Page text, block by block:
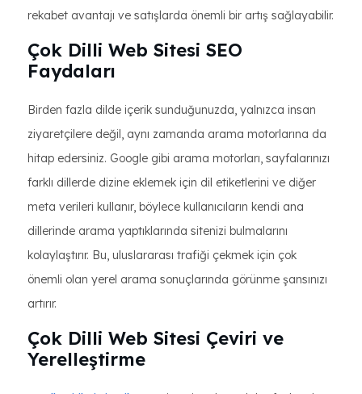
rekabet avantajı ve satışlarda önemli bir artış sağlayabilir.
Çok Dilli Web Sitesi SEO
Faydaları
Birden fazla dilde içerik sunduğunuzda, yalnızca insan
ziyaretçilere değil, aynı zamanda arama motorlarına da
hitap edersiniz. Google gibi arama motorları, sayfalarınızı
farklı dillerde dizine eklemek için dil etiketlerini ve diğer
meta verileri kullanır, böylece kullanıcıların kendi ana
dillerinde arama yaptıklarında sitenizi bulmalarını
kolaylaştırır. Bu, uluslararası trafiği çekmek için çok
önemli olan yerel arama sonuçlarında görünme şansınızı
artırır.
Çok Dilli Web Sitesi Çeviri ve
Yerelleştirme